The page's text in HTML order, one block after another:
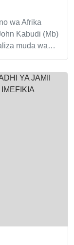
wa Afrika
Kabudi (Mb)
muda wa…